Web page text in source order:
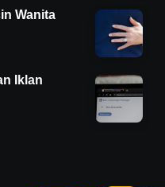
Wanita
Iklan